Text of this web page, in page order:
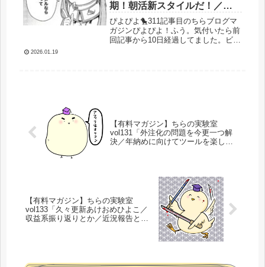
期！朝活新スタイルだ！／
youtubeてんやわんやすったも
んだ／新しい物販事業オラオ
ラ」
ぴよぴよ🐤311記事目のちらブログマ
ガジンぴよぴよ！ふう。気付いたら前
回記事から10日経過してました。ビビ
2026.01.19
【有料マガジン】ちらの実験室
vol131「外注化の問題を今更一つ解
決／年納めに向けてツールを楽しく
【有料マガジン】ちらの実験室
vol133「久々更新あけおめひよこ／
収益系振り返りとか／近況報告と今